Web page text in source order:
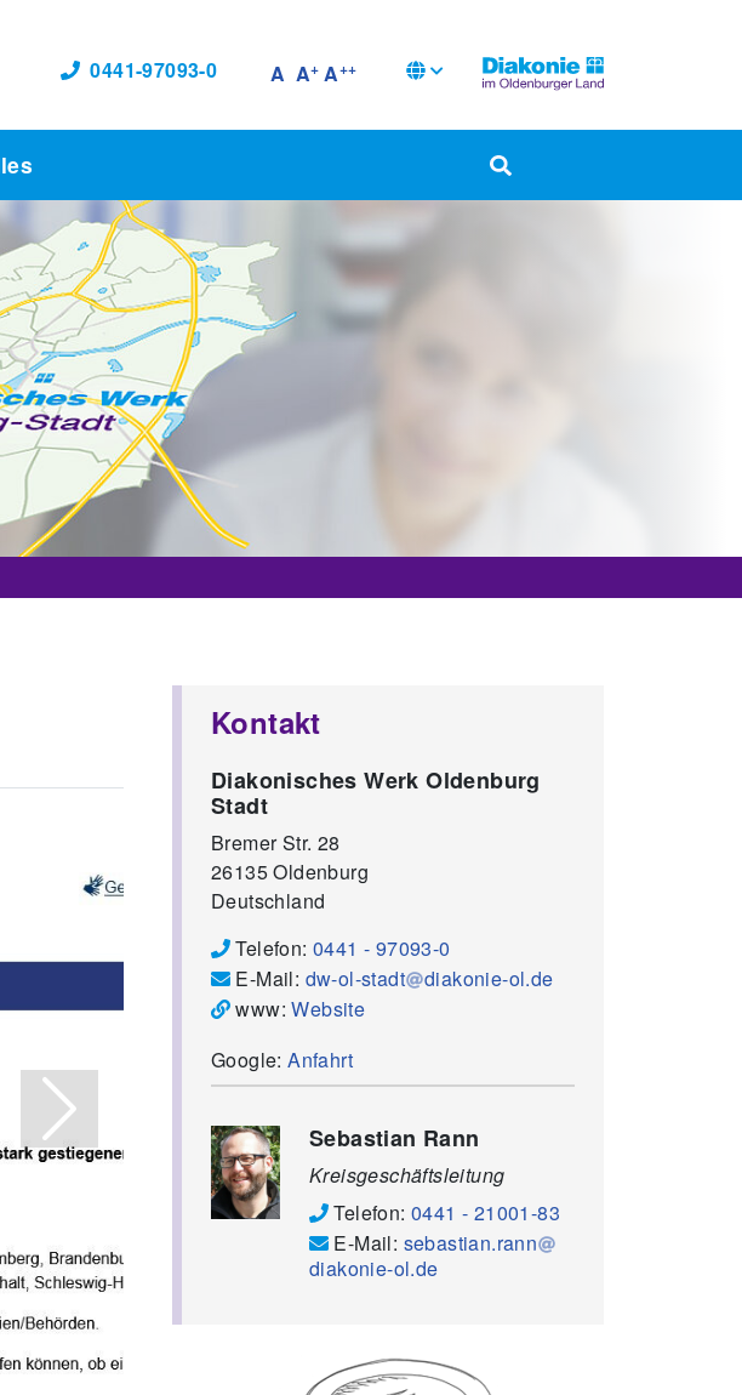
0441-97093-0 A A+ A++
Kontakt
Diakonisches Werk Oldenburg
Stadt
Bremer Str. 28
26135Oldenburg
Deutschland
Telefon:0441 - 97093-0
E-Mail: dw-ol-stadt
diakonie-ol.de
www:Website
Google:Anfahrt
Sebastian Rann
Kreisgeschäftsleitung
Telefon:0441 - 21001-83
E-Mail: sebastian.rann
diakonie-ol.de
Next